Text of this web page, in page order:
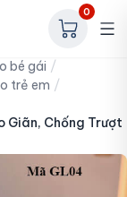
0
bé gái
trẻ em
Giãn, Chống Trượt